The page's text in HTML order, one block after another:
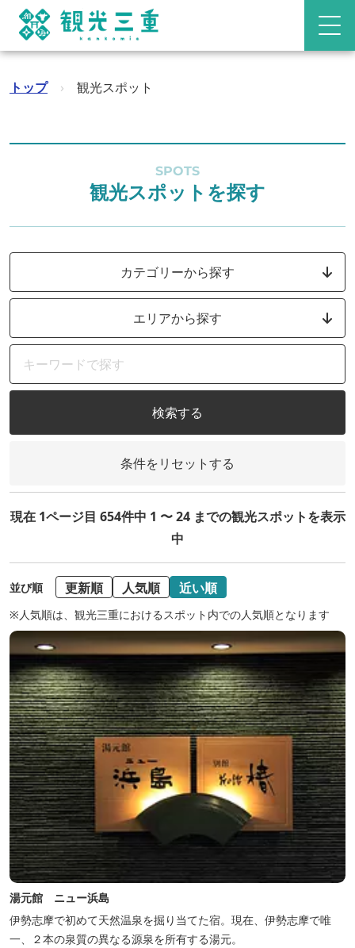
トップ › 観光スポット
SPOTS
観光スポットを探す
カテゴリーから探す
エリアから探す
検索する
条件をリセットする
現在 1ページ目 654件中 1 〜 24 までの観光スポットを表示
中
並び順 更新順 人気順 近い順
※人気順は、観光三重におけるスポット内での人気順となります
湯元館 ニュー浜島
伊勢志摩で初めて天然温泉を掘り当てた宿。現在、伊勢志摩で唯
一、２本の泉質の異なる源泉を所有する湯元。